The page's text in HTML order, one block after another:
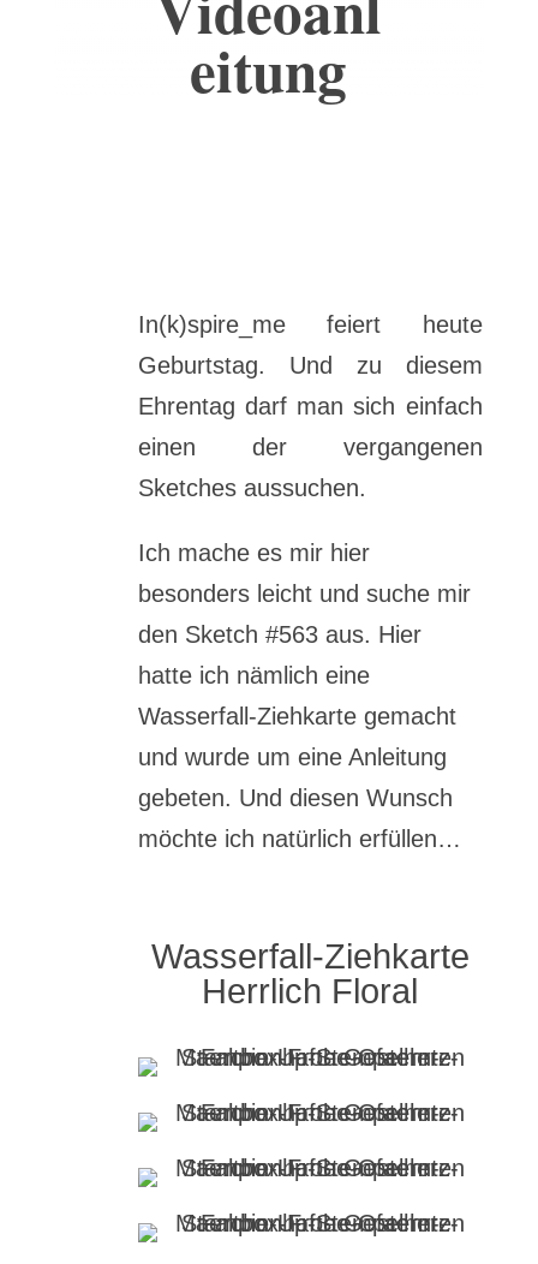
eitung
In(k)spire_me feiert heute
Geburtstag. Und zu diesem
Ehrentag darf man sich einfach
einen der vergangenen
Sketches aussuchen.
Ich mache es mir hier
besonders leicht und suche mir
den Sketch #563 aus. Hier
hatte ich nämlich eine
Wasserfall-Ziehkarte gemacht
und wurde um eine Anleitung
gebeten. Und diesen Wunsch
möchte ich natürlich erfüllen…
Wasserfall-Ziehkarte
Herrlich Floral